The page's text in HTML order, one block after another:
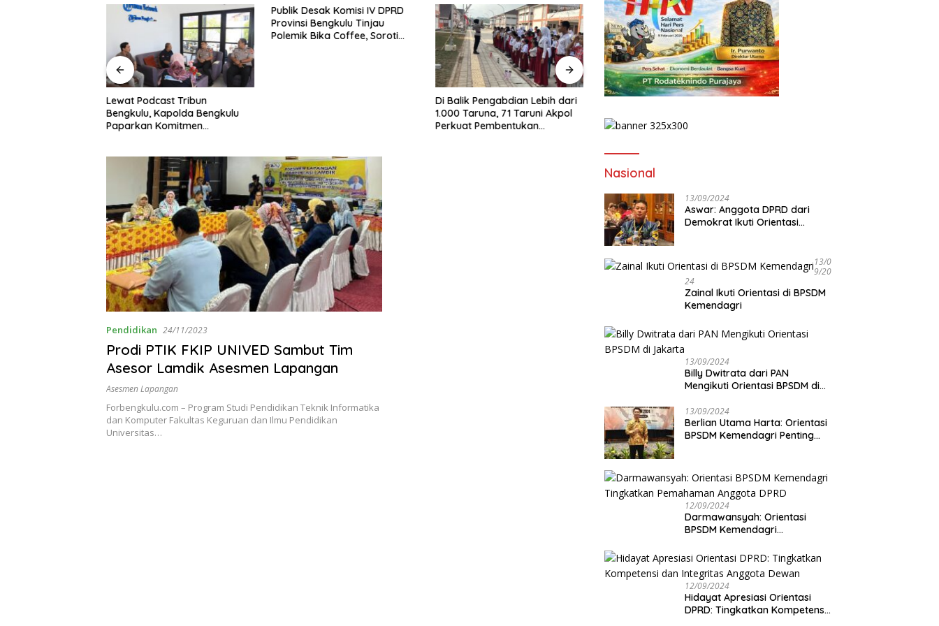
Lewat Podcast Tribun
Bengkulu, Kapolda Bengkulu
Paparkan Komitmen
Publik Desak Komisi IV DPRD
Provinsi Bengkulu Tinjau
Polemik Bika Coffee, Soroti
Di Balik Pengabdian Lebih dari
1.000 Taruna, 71 Taruni Akpol
Perkuat Pembentukan
Konpers Kadinkes di Tengah
Isu Video “Segar Sayang”,
Publik: Ini Klarifikasi atau
Bukan?
KPK Bidik Dugaan
Pengondisian Proyek di Pemkot
Bengkulu, Penyidikan Tak
Hanya Menyasar Kadis PUPR
Pendidikan 24/11/2023
Prodi PTIK FKIP UNIVED Sambut Tim
Asesor Lamdik Asesmen Lapangan
Asesmen Lapangan
Forbengkulu.com – Program Studi Pendidikan Teknik Informatika
dan Komputer Fakultas Keguruan dan Ilmu Pendidikan
Universitas…
Nasional
13/09/2024
Aswar: Anggota DPRD dari
Demokrat Ikuti Orientasi
13/0
9/20
24
Zainal Ikuti Orientasi di BPSDM
Kemendagri
13/09/2024
Billy Dwitrata dari PAN
Mengikuti Orientasi BPSDM di
13/09/2024
Berlian Utama Harta: Orientasi
BPSDM Kemendagri Penting
12/09/2024
Darmawansyah: Orientasi
BPSDM Kemendagri
Anggota DPRD
12/09/2024
Hidayat Apresiasi Orientasi
DPRD: Tingkatkan Kompetensi